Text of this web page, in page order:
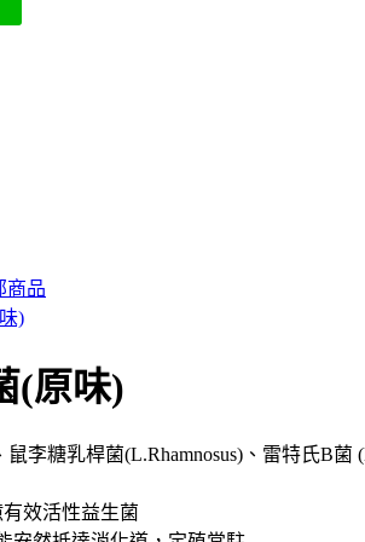
商品
)
(原味)
李糖乳桿菌(L.Rhamnosus)、雷特氏B菌
有效活性益生菌